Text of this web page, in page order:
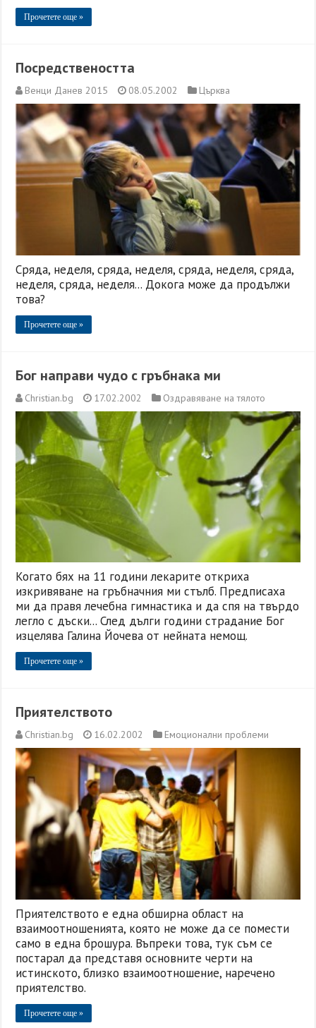
Прочетете още »
Посредствеността
Венци Данев 2015 08.05.2002 Църква
Сряда, неделя, сряда, неделя, сряда, неделя, сряда,
неделя, сряда, неделя... Докога може да продължи
това?
Прочетете още »
Бог направи чудо с гръбнака ми
Christian.bg 17.02.2002 Оздравяване на тялото
Когато бях на 11 години лекарите откриха
изкривяване на гръбначния ми стълб. Предписаха
ми да правя лечебна гимнастика и да спя на твърдо
легло с дъски... След дълги години страдание Бог
изцелява Галина Йочева от нейната немощ.
Прочетете още »
Приятелството
Christian.bg 16.02.2002 Емоционални проблеми
Приятелството е една обширна област на
взаимоотношенията, която не може да се помести
само в една брошура. Въпреки това, тук съм се
постарал да представя основните черти на
истинското, близко взаимоотношение, наречено
приятелство.
Прочетете още »